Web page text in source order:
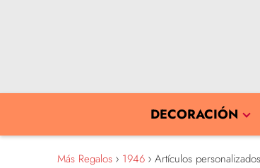
DECORACIÓN
Más Regalos 1946
Artículos